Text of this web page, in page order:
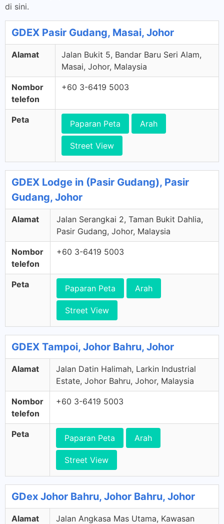
di sini.
GDEX Pasir Gudang, Masai, Johor
Alamat
Jalan Bukit 5, Bandar Baru Seri Alam,
Masai, Johor, Malaysia
Nombor
telefon
+60 3-6419 5003
Peta Paparan Peta Arah
Street View
GDEX Lodge in (Pasir Gudang), Pasir
Gudang, Johor
Alamat
Jalan Serangkai 2, Taman Bukit Dahlia,
Pasir Gudang, Johor, Malaysia
Nombor
telefon
+60 3-6419 5003
Peta Paparan Peta Arah
Street View
GDEX Tampoi, Johor Bahru, Johor
Alamat
Jalan Datin Halimah, Larkin Industrial
Estate, Johor Bahru, Johor, Malaysia
Nombor
telefon
+60 3-6419 5003
Peta Paparan Peta Arah
Street View
GDex Johor Bahru, Johor Bahru, Johor
Alamat
Jalan Angkasa Mas Utama, Kawasan